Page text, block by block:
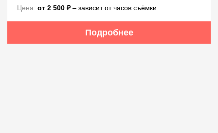
Цена: от 2 500 ₽‒ зависит от часов съёмки
Подробнее